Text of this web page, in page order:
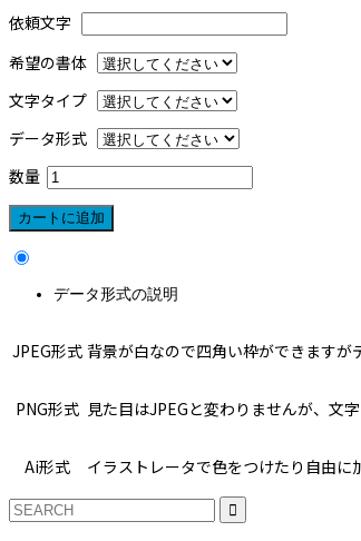
依頼文字
希望の書体
文字タイプ
データ形式
数量
データ形式の説明
JPEG形式 背景が白なので四角い枠ができますが
PNG形式 見た目はJPEGと変わりませんが、文
Ai形式 イラストレータで色をつけたり自由に